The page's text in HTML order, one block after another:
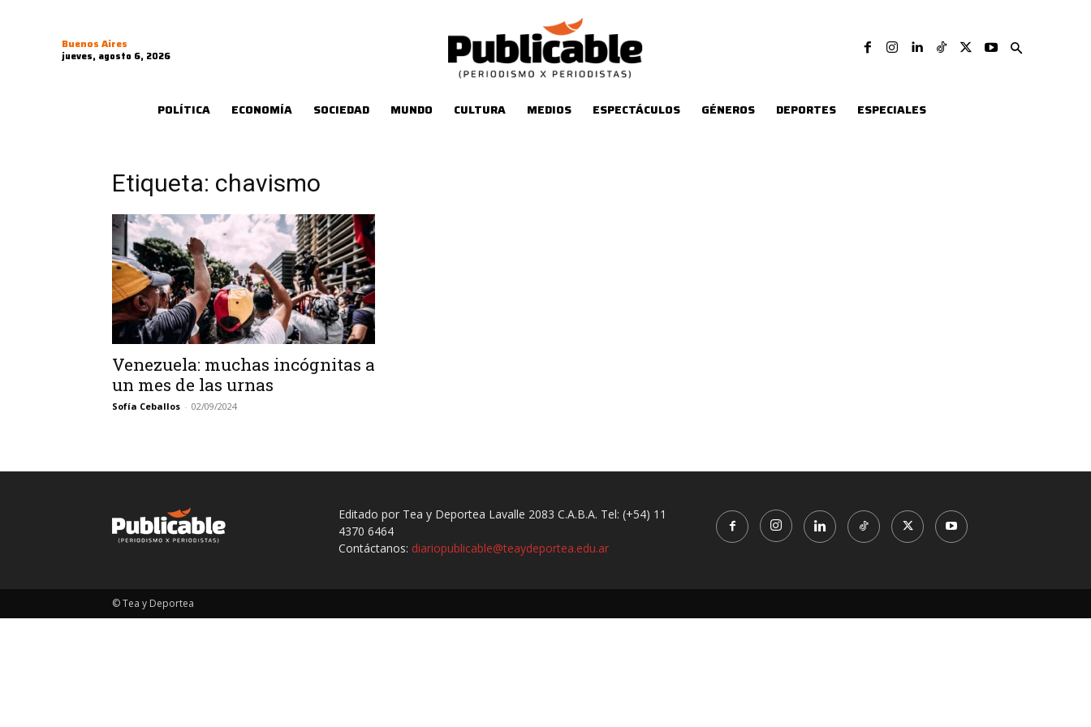
Buenos Aires
jueves, agosto 6, 2026
POLÍTICA ECONOMÍA SOCIEDAD MUNDO CULTURA MEDIOS ESPECTÁCULOS GÉNEROS DEPORTES ESPECIALES
Etiqueta: chavismo
Venezuela: muchas incógnitas a
un mes de las urnas
Sofía Ceballos - 02/09/2024
Editado por Tea y Deportea Lavalle 2083 C.A.B.A. Tel: (+54) 11
4370 6464
Contáctanos: diariopublicable@teaydeportea.edu.ar
© Tea y Deportea